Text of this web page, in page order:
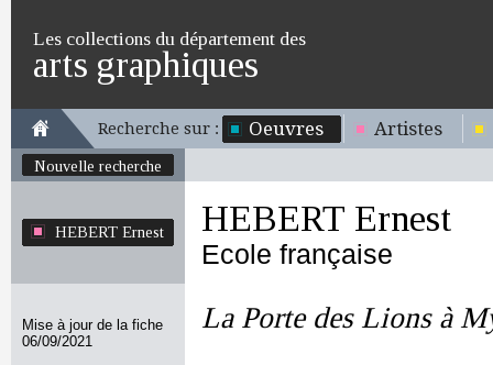
Les collections du département des
arts graphiques
Recherche sur : Oeuvres Artistes
Nouvelle recherche
HEBERT Ernest
Mise à jour de la fiche
06/09/2021
HEBERT Ernest
Ecole française
La Porte des Lions à